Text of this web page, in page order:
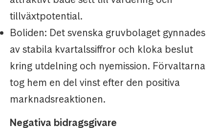
tillväxtpotential.
Boliden: Det svenska gruvbolaget gynnades
av stabila kvartalssiffror och kloka beslut
kring utdelning och nyemission. Förvaltarna
tog hem en del vinst efter den positiva
marknadsreaktionen.
Negativa bidragsgivare